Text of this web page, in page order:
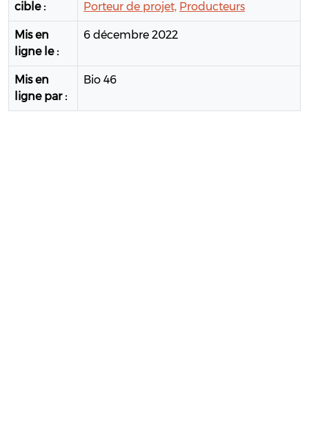
cible :
Porteur de projet, Producteurs
Mis en
ligne le :
6 décembre 2022
Mis en
ligne par :
Bio 46